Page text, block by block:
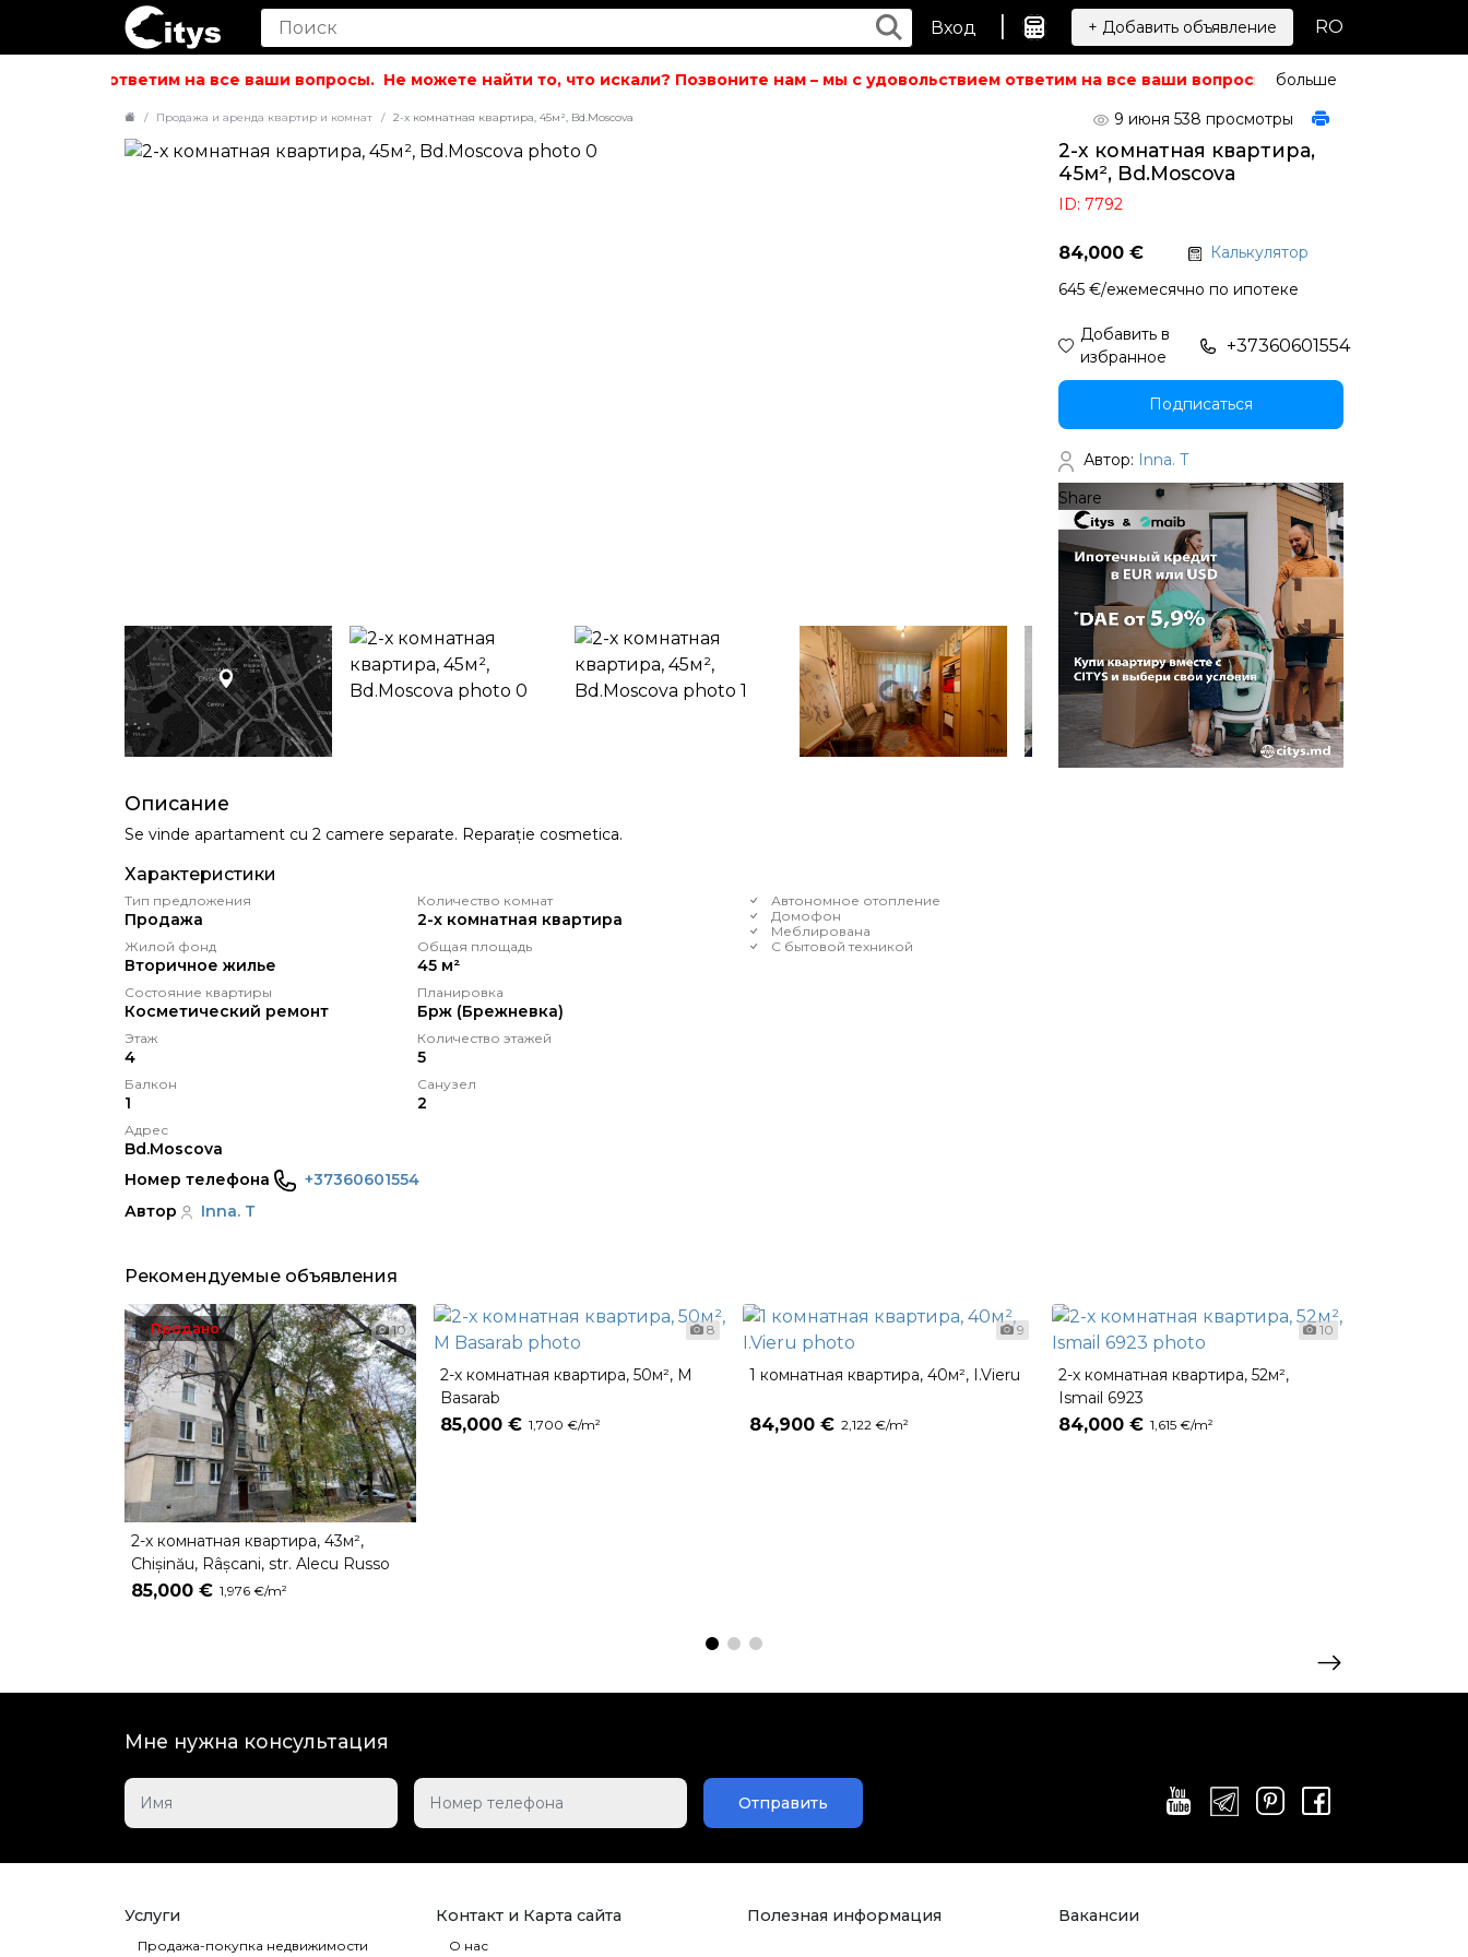
Вход | + Добавить объявление RO
ответим на все ваши вопросы. Не можете найти то, что искали? Позвоните нам – мы с удовольствием ответим на все ваши вопросы. Не можете найти то,
больше
Продажа и аренда квартир и комнат 2-х комнатная квартира, 45м², Bd.Moscova
Описание
Se vinde apartament cu 2 camere separate. Reparație cosmetica.
Характеристики
Тип предложения
Продажа
Количество комнат
2-х комнатная квартира
Жилой фонд
Вторичное жилье
Общая площадь
45 м²
Состояние квартиры
Косметический pемонт
Планировка
Брж (Брежневка)
Этаж
4
Количество этажей
5
Балкон
1
Санузел
2
Адрес
Bd.Moscova
Номер телефона
+37360601554
Автор
Inna. T
Автономное отопление
Домофон
Меблирована
С бытовой техникой
9 июня 538 просмотры
2-х комнатная квартира,
45м², Bd.Moscova
ID: 7792
84,000 €
Калькулятор
645 €/ежемесячно по ипотеке
Добавить в
избранное
+37360601554
Подписаться
Автор: Inna. T
Share
Рекомендуемые объявления
10
Продано
2-х комнатная квартира, 43м²,
Chișinău, Râșcani, str. Alecu Russo
85,000 € 1,976 €/m²
8
2-х комнатная квартира, 50м², M
Basarab
85,000 € 1,700 €/m²
9
1 комнатная квартира, 40м², I.Vieru
84,900 € 2,122 €/m²
10
2-х комнатная квартира, 52м²,
Ismail 6923
84,000 € 1,615 €/m²
Мне нужна консультация
Отправить
Услуги
Продажа-покупка недвижимости
Контакт и Карта сайта
О нас
Полезная информация Вакансии